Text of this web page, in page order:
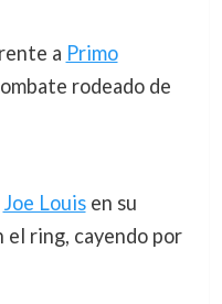
a Primo
rodeado de
Joe Louisen su
el ring, cayendo por